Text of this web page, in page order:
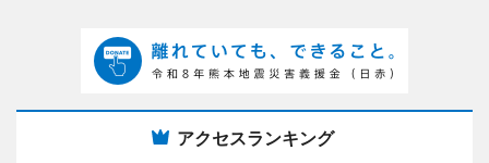
アクセスランキング